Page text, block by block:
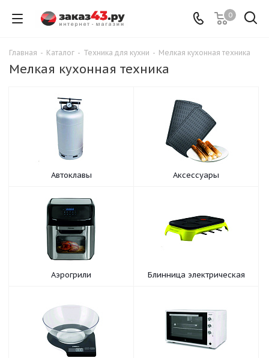
0
Главная - Каталог - Техника для кухни - Мелкая кухонная техника
Мелкая кухонная техника
Автоклавы Аксессуары
Аэрогрили Блинница электрическая